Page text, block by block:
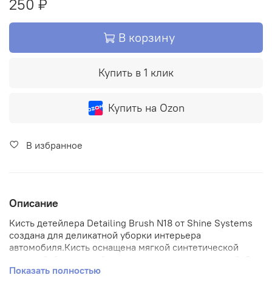
250 ₽
В корзину
Купить в 1 клик
Купить на Ozon
В избранное
Описание
Кисть детейлера Detailing Brush N18 от Shine Systems
создана для деликатной уборки интерьера
автомобиля.Кисть оснащена мягкой синтетической
помощью такой кисти можно легко и быстро очистить
Показать полностью